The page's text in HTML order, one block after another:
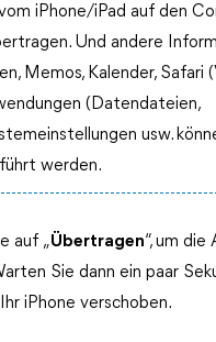
iPhone/iPad auf den
Und andere
Memos, Kalender, Safari
(Datendateien,
usw.
werden.
auf „Übertragen“, um die
Sie dann ein paar
iPhone verschoben.